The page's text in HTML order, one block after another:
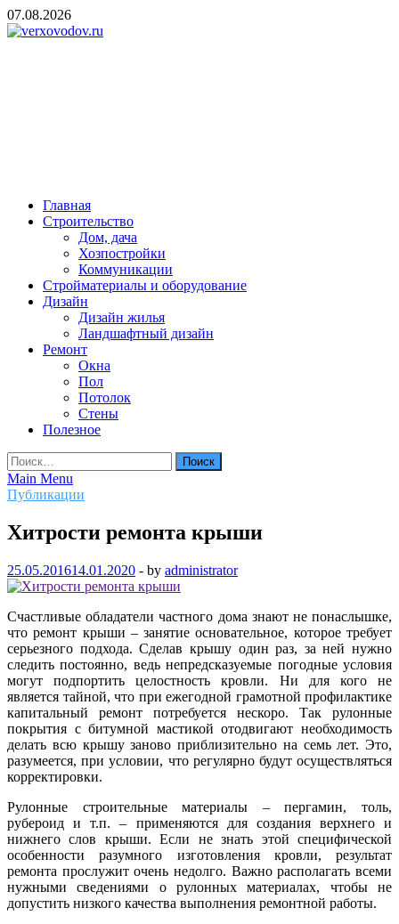
Skip
to
07.08.2026
Главная
Строительство
Дом, дача
Хозпостройки
Коммуникации
Стройматериалы и оборудование
Дизайн
Дизайн жилья
Ландшафтный дизайн
Ремонт
Окна
Пол
Потолок
Стены
Полезное
Найти:
Main Menu
Публикации
Хитрости ремонта крыши
25.05.201614.01.2020 - by administrator
Счастливые обладатели частного дома знают не понаслышке,
что ремонт крыши – занятие основательное, которое требует
серьезного подхода. Сделав крышу один раз, за ней нужно
следить постоянно, ведь непредсказуемые погодные условия
могут подпортить целостность кровли. Ни для кого не
является тайной, что при ежегодной грамотной профилактике
капитальный ремонт потребуется нескоро. Так рулонные
покрытия с битумной мастикой отодвигают необходимость
делать всю крышу заново приблизительно на семь лет. Это,
разумеется, при условии, что регулярно будут осуществляться
корректировки.
Рулонные строительные материалы – пергамин, толь,
рубероид и т.п. – применяются для создания верхнего и
нижнего слов крыши. Если не знать этой специфической
особенности разумного изготовления кровли, результат
ремонта прослужит очень недолго. Важно располагать всеми
нужными сведениями о рулонных материалах, чтобы не
допустить низкого качества выполнения ремонтной работы.